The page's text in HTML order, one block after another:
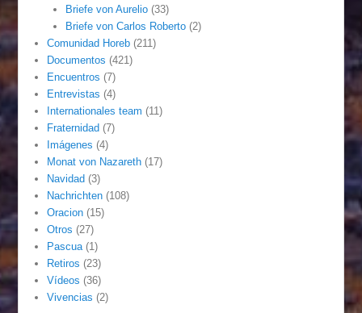
Briefe von Aurelio(33)
Briefe von Carlos Roberto(2)
Comunidad Horeb (211)
Documentos (421)
Encuentros (7)
Entrevistas (4)
Internationales team (11)
Fraternidad (7)
Imágenes (4)
Monat von Nazareth (17)
Navidad (3)
Nachrichten (108)
Oracion (15)
Otros (27)
Pascua (1)
Retiros (23)
Vídeos (36)
Vivencias (2)